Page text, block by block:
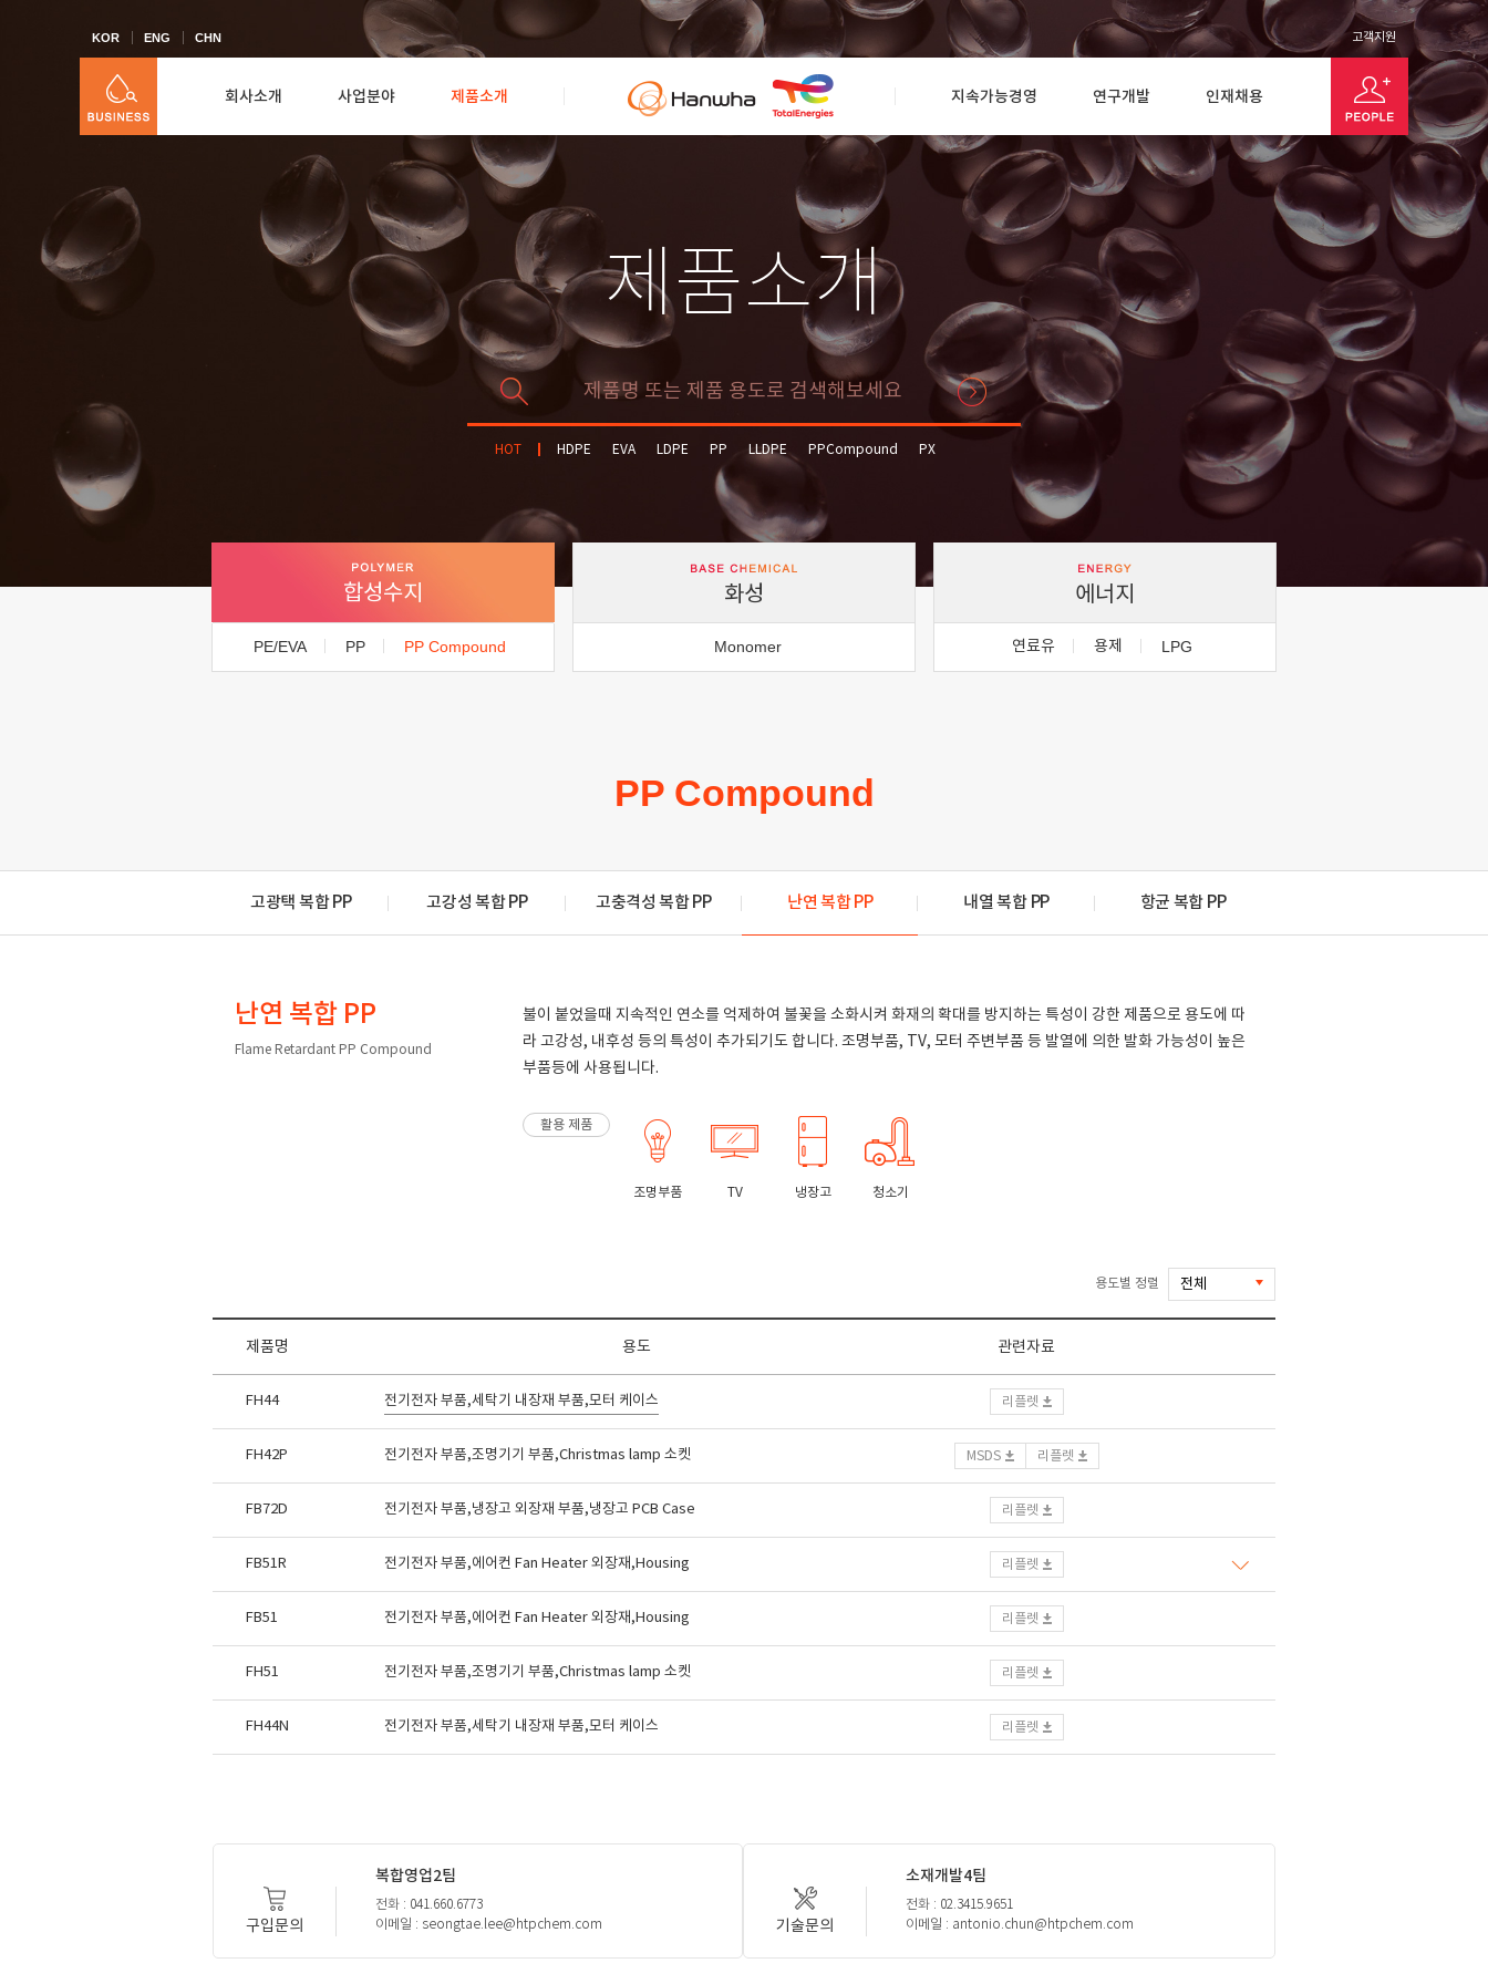
KOR ENG CHN 고객지원
회사소개 사업분야 제품소개 지속가능경영 연구개발 인재채용
제품소개
HOT HDPE EVA LDPE PP LLDPE PPCompound
PX
합성수지
PE/EVA PP PP Compound
화성
Monomer
에너지
연료유 용제 LPG
PP Compound
고광택 복합 PP 고강성 복합 PP 고충격성 복합 PP 난연 복합 PP 내열 복합 PP 항균 복합 PP
난연 복합 PP
Flame Retardant PP Compound
불이 붙었을때 지속적인 연소를 억제하여 불꽃을 소화시켜 화재의 확대를 방지하는 특성이 강한 제품으로 용도에 따
라 고강성, 내후성 등의 특성이 추가되기도 합니다. 조명부품, TV, 모터 주변부품 등 발열에 의한 발화 가능성이 높은
부품등에 사용됩니다.
활용 제품
조명부품 TV 냉장고 청소기
용도별 정렬
제품명 용도 관련자료
FH44 전기전자 부품,세탁기 내장재 부품,모터 케이스 리플렛
FH42P 전기전자 부품,조명기기 부품,Christmas lamp 소켓 MSDS 리플렛
FB72D 전기전자 부품,냉장고 외장재 부품,냉장고 PCB Case 리플렛
FB51R 전기전자 부품,에어컨 Fan Heater 외장재,Housing 리플렛
FB51 전기전자 부품,에어컨 Fan Heater 외장재,Housing 리플렛
FH51 전기전자 부품,조명기기 부품,Christmas lamp 소켓 리플렛
FH44N 전기전자 부품,세탁기 내장재 부품,모터 케이스 리플렛
구입문의
복합영업2팀
전화 : 041.660.6773
이메일 : seongtae.lee@htpchem.com
기술문의
소재개발4팀
전화 : 02.3415.9651
이메일 : antonio.chun@htpchem.com